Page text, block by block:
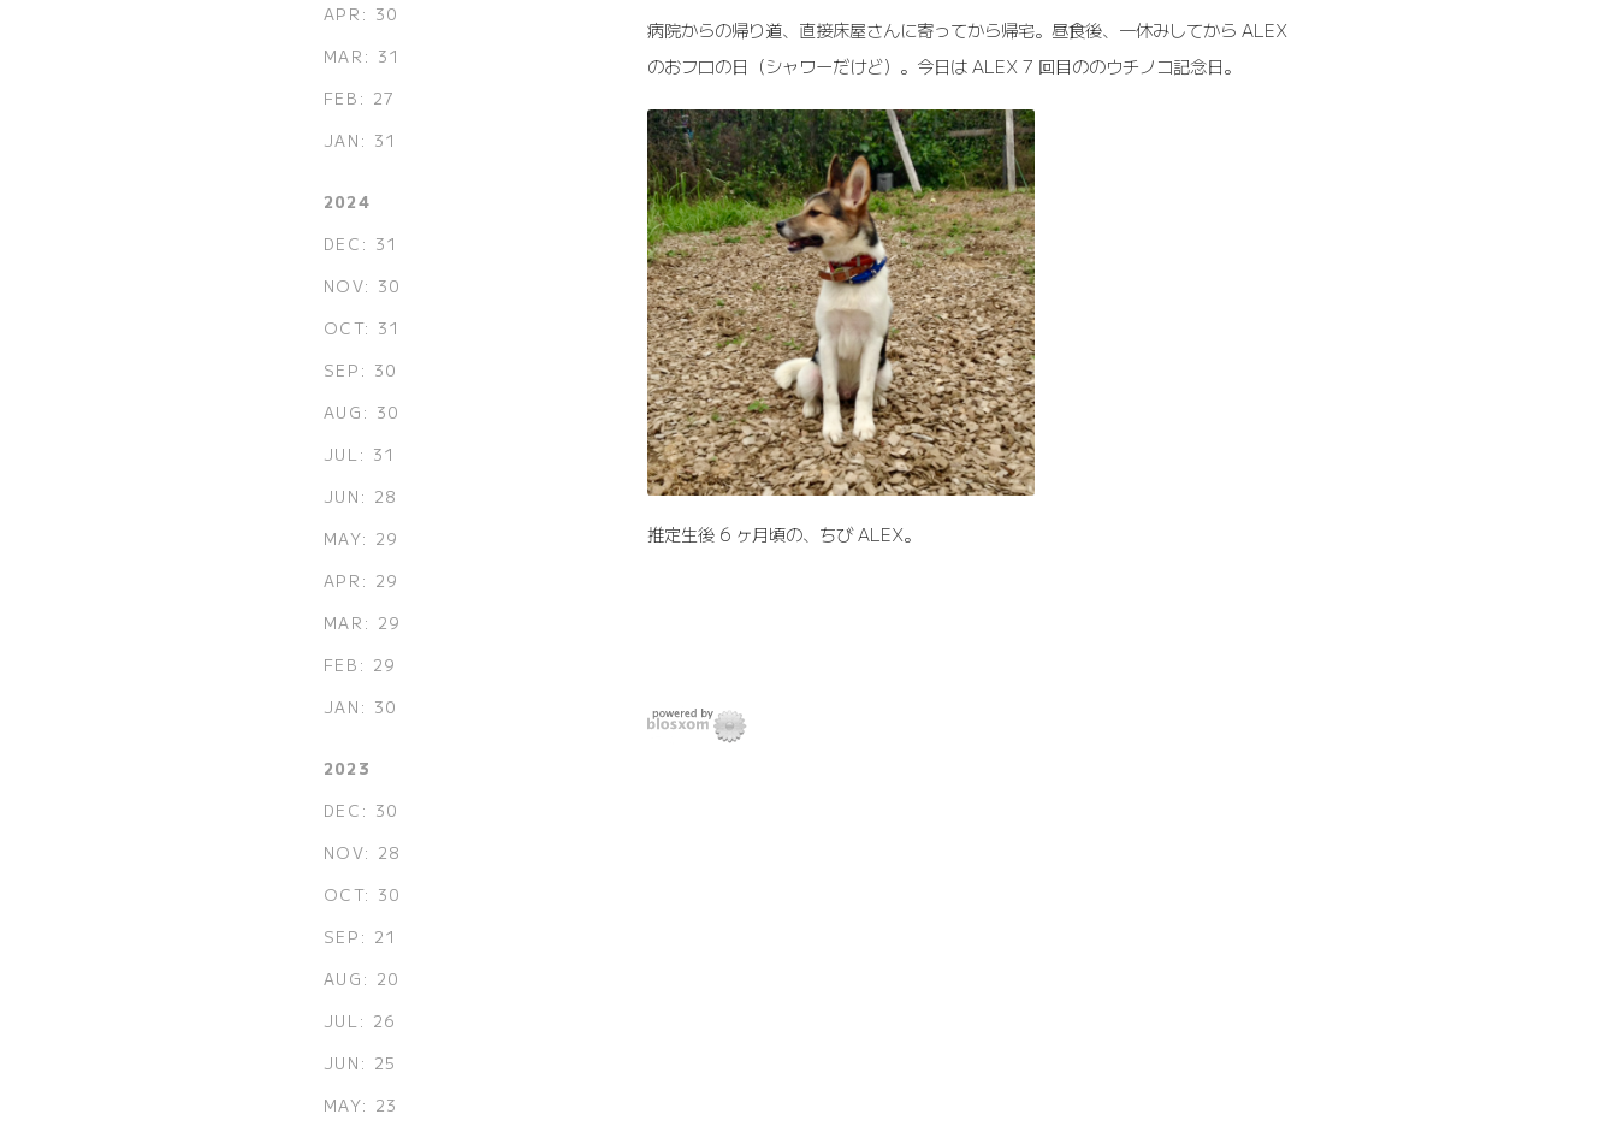
APR: 30
MAR: 31
FEB: 27
JAN: 31
2024
DEC: 31
NOV: 30
OCT: 31
SEP: 30
AUG: 30
JUL: 31
JUN: 28
MAY: 29
APR: 29
MAR: 29
FEB: 29
JAN: 30
2023
DEC: 30
NOV: 28
OCT: 30
SEP: 21
AUG: 20
JUL: 26
JUN: 25
MAY: 23
病院からの帰り道、直接床屋さんに寄ってから帰宅。昼食後、一休みしてから ALEX
のおフロの日（シャワーだけど）。今日は ALEX 7 回目ののウチノコ記念日。
推定生後 6 ヶ月頃の、ちび ALEX。